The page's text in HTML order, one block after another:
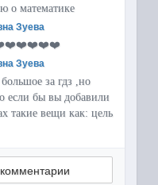
о математике
Зуева
Зуева
за гдз ,но
если бы вы добавили
такие вещи как: цель